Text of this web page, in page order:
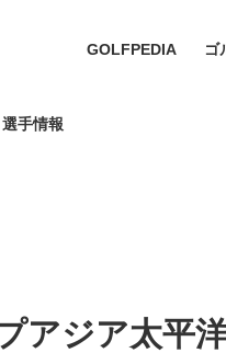
GOLFPEDIA ゴ
選手情報
アジア太平